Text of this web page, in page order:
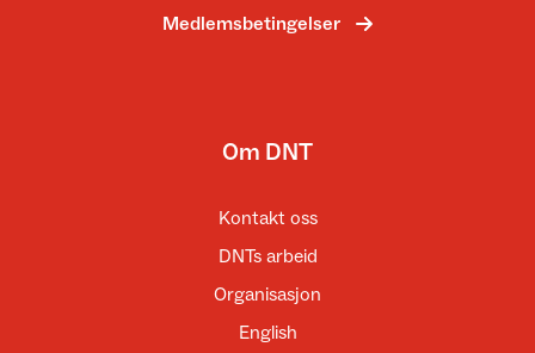
Medlemsbetingelser
Om DNT
Kontakt oss
DNTs arbeid
Organisasjon
English